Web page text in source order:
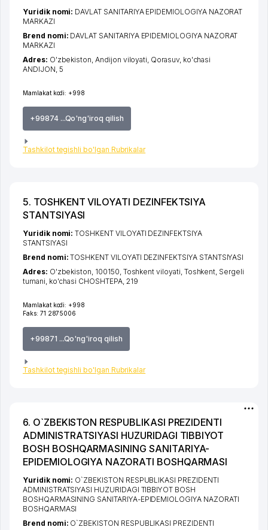
Mamlakat kodi: +998
+99874 ...Qo'ng'iroq qilish
Tashkilot tegishli bo'lgan Rubrikalar
Yuridik nomi: DAVLAT SANITARIYA EPIDEMIOLOGIYA NAZORAT
MARKAZI
Brend nomi: DAVLAT SANITARIYA EPIDEMIOLOGIYA NAZORAT
MARKAZI
Adres: O'zbekiston,Andijon viloyati Qorasuv, ko'chasi
ANDIJON , 5
5. TOSHKENT VILOYATI DEZINFEKTSIYA
STANTSIYASI
Mamlakat kodi: +998
Faks: 71 2875006
+99871 ...Qo'ng'iroq qilish
Tashkilot tegishli bo'lgan Rubrikalar
Yuridik nomi:TOSHKENT VILOYATI DEZINFEKTSIYA
STANTSIYASI
Brend nomi:TOSHKENT VILOYATI DEZINFEKTSIYA STANTSIYASI
Adres: O'zbekiston, 100150, Toshkent viloyati Toshkent Sergeli
tumani ko'chasi CHOSHTEPA, 219
6. O`ZBEKISTON RESPUBLIKASI PREZIDENTI
ADMINISTRATSIYASI HUZURIDAGI TIBBIYOT
BOSH BOSHQARMASINING SANITARIYA-
EPIDEMIOLOGIYA NAZORATI BOSHQARMASI
Yuridik nomi: O`ZBEKISTON RESPUBLIKASI PREZIDENTI
ADMINISTRATSIYASI HUZURIDAGI TIBBIYOT BOSH
BOSHQARMASINING SANITARIYA-EPIDEMIOLOGIYA NAZORATI
BOSHQARMASI
Brend nomi: O`ZBEKISTON RESPUBLIKASI PREZIDENTI